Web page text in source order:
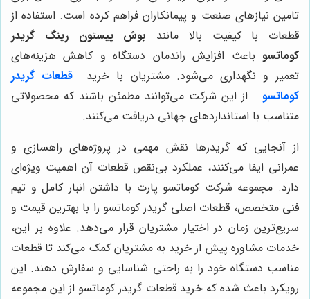
تامین نیازهای صنعت و پیمانکاران فراهم کرده است. استفاده از
قطعات با کیفیت بالا مانند
بوش پيستون رينگ گريدر
كوماتسو باعث افزایش راندمان دستگاه و کاهش هزینه‌های
تعمیر و نگهداری می‌شود. مشتریان با خرید
قطعات گریدر
کوماتسو
از این شرکت می‌توانند مطمئن باشند که محصولاتی
متناسب با استانداردهای جهانی دریافت می‌کنند.
از آنجایی که گریدرها نقش مهمی در پروژه‌های راهسازی و
عمرانی ایفا می‌کنند، عملکرد بی‌نقص قطعات آن اهمیت ویژه‌ای
دارد. مجموعه شرکت کوماتسو پارت با داشتن انبار کامل و تیم
فنی متخصص، قطعات اصلی گریدر کوماتسو را با بهترین قیمت و
سریع‌ترین زمان در اختیار مشتریان قرار می‌دهد. علاوه بر این،
خدمات مشاوره پیش از خرید به مشتریان کمک می‌کند تا قطعات
مناسب دستگاه خود را به راحتی شناسایی و سفارش دهند. این
رویکرد باعث شده که خرید قطعات گریدر کوماتسو از این مجموعه